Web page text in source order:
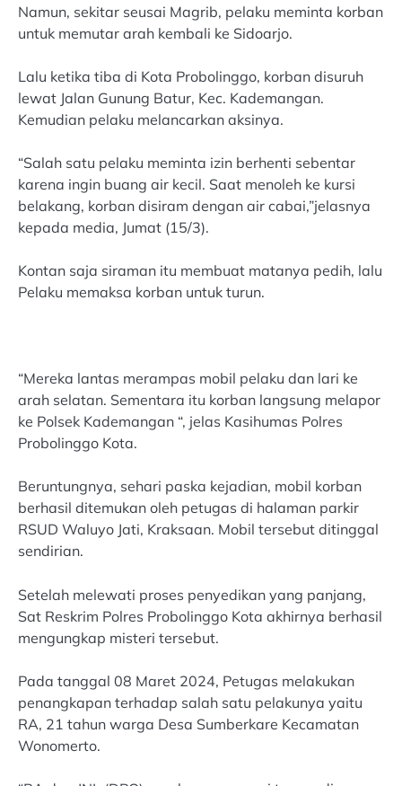
Namun, sekitar seusai Magrib, pelaku meminta korban
untuk memutar arah kembali ke Sidoarjo.
Lalu ketika tiba di Kota Probolinggo, korban disuruh
lewat Jalan Gunung Batur, Kec. Kademangan.
Kemudian pelaku melancarkan aksinya.
“Salah satu pelaku meminta izin berhenti sebentar
karena ingin buang air kecil. Saat menoleh ke kursi
belakang, korban disiram dengan air cabai,”jelasnya
kepada media, Jumat (15/3).
Kontan saja siraman itu membuat matanya pedih, lalu
Pelaku memaksa korban untuk turun.
“Mereka lantas merampas mobil pelaku dan lari ke
arah selatan. Sementara itu korban langsung melapor
ke Polsek Kademangan “, jelas Kasihumas Polres
Probolinggo Kota.
Beruntungnya, sehari paska kejadian, mobil korban
berhasil ditemukan oleh petugas di halaman parkir
RSUD Waluyo Jati, Kraksaan. Mobil tersebut ditinggal
sendirian.
Setelah melewati proses penyedikan yang panjang,
Sat Reskrim Polres Probolinggo Kota akhirnya berhasil
mengungkap misteri tersebut.
Pada tanggal 08 Maret 2024, Petugas melakukan
penangkapan terhadap salah satu pelakunya yaitu
RA, 21 tahun warga Desa Sumberkare Kecamatan
Wonomerto.